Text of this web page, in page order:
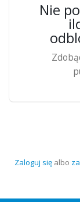
Nie
Zaloguj się albo